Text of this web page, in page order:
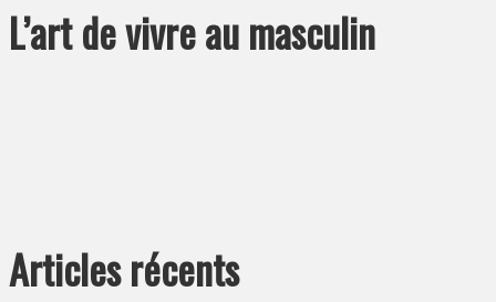
L’art de vivre au masculin
Articles récents